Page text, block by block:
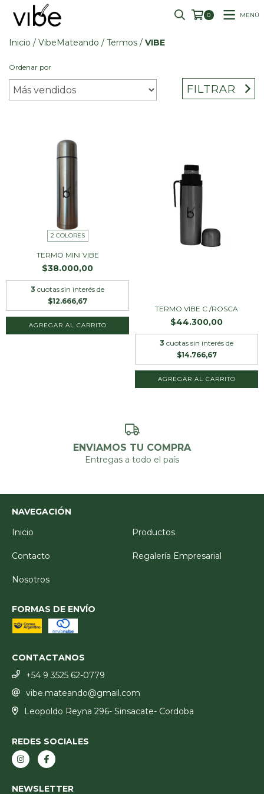
0 MENÚ
Inicio / VibeMateando / Termos / VIBE
Ordenar por
FILTRAR
2 COLORES
TERMO MINI VIBE
$38.000,00
3 cuotas sin interés de
$12.666,67
AGREGAR AL CARRITO
TERMO VIBE C /ROSCA
$44.300,00
3 cuotas sin interés de
$14.766,67
ENVIAMOS TU COMPRA
Entregas a todo el país
NAVEGACIÓN
Inicio
Productos
Contacto Regalería Empresarial
Nosotros
FORMAS DE ENVÍO
CONTACTANOS
+54 9 3525 62-0779
vibe.mateando@gmail.com
Leopoldo Reyna 296- Sinsacate- Cordoba
REDES SOCIALES
NEWSLETTER